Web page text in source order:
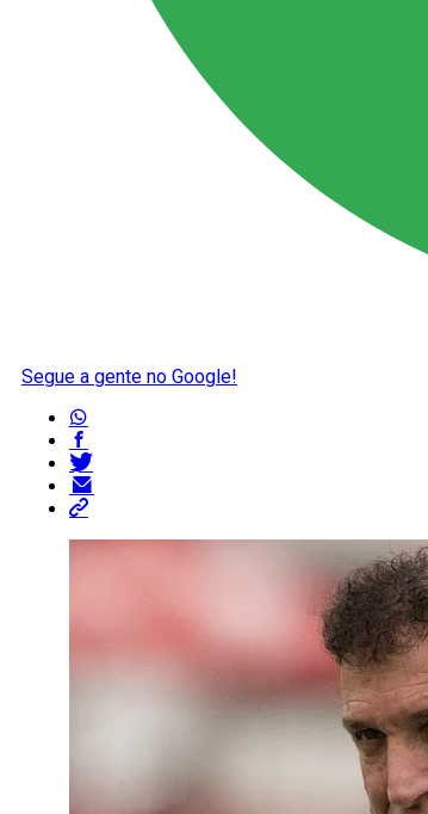
Segue a gente no Google!